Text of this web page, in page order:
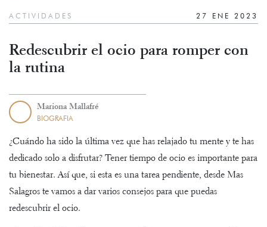
ACTIVIDADES 27 ENE 2023
Redescubrir el ocio para romper con
la rutina
Mariona Mallafré
BIOGRAFIA
¿Cuándo ha sido la última vez que has relajado tu mente y te has
dedicado solo a disfrutar? Tener tiempo de ocio es importante para
tu bienestar. Así que, si esta es una tarea pendiente, desde Mas
Salagros te vamos a dar varios consejos para que puedas
redescubrir el ocio.